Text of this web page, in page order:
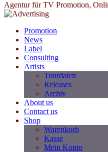
Agentur für TV Promotion,
Promotion
News
Label
Consulting
Artists
Tourdaten
Releases
Archiv
About us
Contact us
Shop
Warenkorb
Kasse
Mein Konto